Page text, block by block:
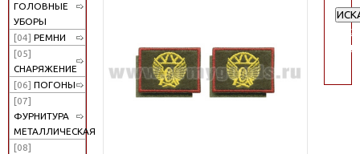
ГОЛОВНЫЕ
УБОРЫ
[04] РЕМНИ
[05]
СНАРЯЖЕНИЕ
[06] ПОГОНЫ
[07]
ФУРНИТУРА
МЕТАЛЛИЧЕСКАЯ
[08]